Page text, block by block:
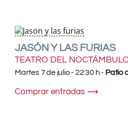
JASÓN Y LAS FURIAS
TEATRO DEL
Martes 7 de julio - 22:30 h - Patio
Comprar entradas